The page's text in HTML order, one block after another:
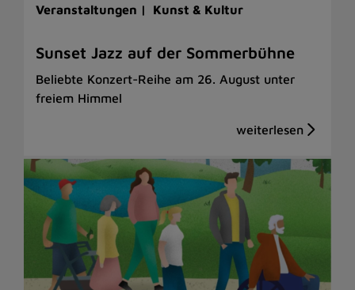
Veranstaltungen | Kunst & Kultur
Sunset Jazz auf der Sommerbühne
Beliebte Konzert-Reihe am 26. August unter
freiem Himmel